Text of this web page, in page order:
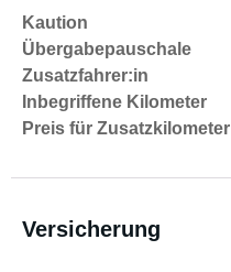
Kaution
Übergabepauschale
Zusatzfahrer:in
Inbegriffene Kilometer
Preis für Zusatzkilometer
Versicherung